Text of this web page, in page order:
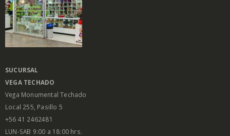
SUCURSAL
VEGA TECHADO
Vega Monumental Techado
Local 255, Pasillo 5
+56 41 2462481
LUN-SAB 9:00 a 18:00 hrs.